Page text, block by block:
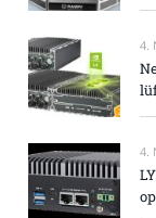
4.
4.